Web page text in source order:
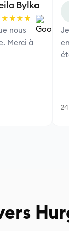
Bylka
nous
Merci à